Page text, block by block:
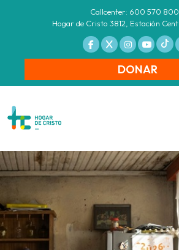
Callcenter: 600 570
Hogar de Cristo 3812, Estación
DONAR